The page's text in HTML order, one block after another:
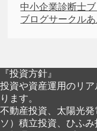
中小企業診断士
ブログサークル
『投資方針』
投資や資産運用のリ
ります。
不動産投資、太陽光
ソ）積立投資、ひふ